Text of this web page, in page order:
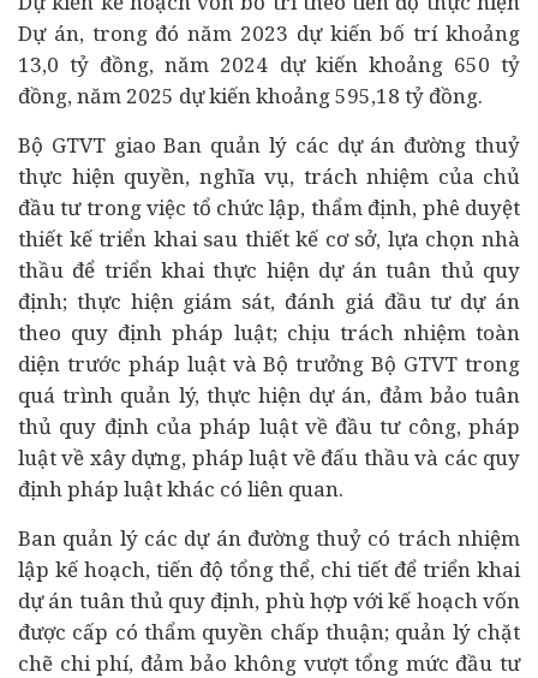
Dự án, trong đó năm 2023 dự kiến bố trí khoảng
13,0 tỷ đồng, năm 2024 dự kiến khoảng 650 tỷ
đồng, năm 2025 dự kiến khoảng 595,18 tỷ đồng.
Bộ GTVT giao Ban quản lý các dự án đường thuỷ
thực hiện quyền, nghĩa vụ, trách nhiệm của chủ
đầu tư trong việc tổ chức lập, thẩm định, phê duyệt
thiết kế triển khai sau thiết kế cơ sở, lựa chọn nhà
thầu để triển khai thực hiện dự án tuân thủ quy
định; thực hiện giám sát, đánh giá đầu tư dự án
theo quy định pháp luật; chịu trách nhiệm toàn
diện trước pháp luật và Bộ trưởng Bộ GTVT trong
quá trình quản lý, thực hiện dự án, đảm bảo tuân
thủ quy định của pháp luật về đầu tư công, pháp
luật về xây dựng, pháp luật về đấu thầu và các quy
định pháp luật khác có liên quan.
Ban quản lý các dự án đường thuỷ có trách nhiệm
lập kế hoạch, tiến độ tổng thể, chi tiết để triển khai
dự án tuân thủ quy định, phù hợp với kế hoạch vốn
được cấp có thẩm quyền chấp thuận; quản lý chặt
chẽ chi phí, đảm bảo không vượt tổng mức đầu tư